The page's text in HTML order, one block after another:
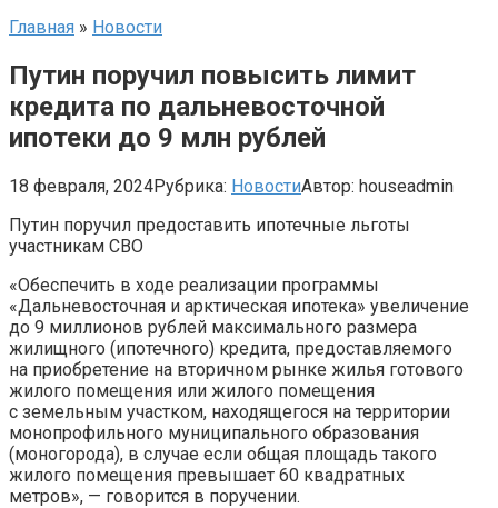
Главная » Новости
Путин поручил повысить лимит
кредита по дальневосточной
ипотеки до 9 млн рублей
18 февраля, 2024Рубрика: НовостиАвтор: houseadmin
Путин поручил предоставить ипотечные льготы
участникам СВО
«Обеспечить в ходе реализации программы
«Дальневосточная и арктическая ипотека» увеличение
до 9 миллионов рублей максимального размера
жилищного (ипотечного) кредита, предоставляемого
на приобретение на вторичном рынке жилья готового
жилого помещения или жилого помещения
с земельным участком, находящегося на территории
монопрофильного муниципального образования
(моногорода), в случае если общая площадь такого
жилого помещения превышает 60 квадратных
метров», — говорится в поручении.